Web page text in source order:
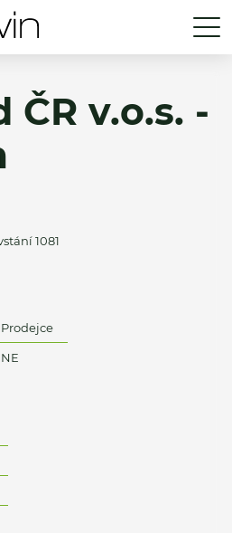
ČR v.o.s. -
1081
Prodejce
NE